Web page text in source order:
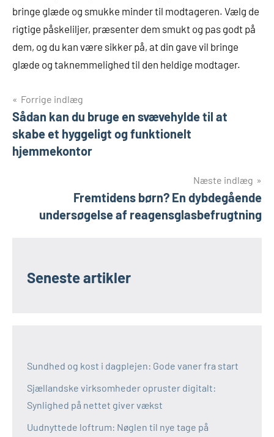
bringe glæde og smukke minder til modtageren. Vælg de
rigtige påskeliljer, præsenter dem smukt og pas godt på
dem, og du kan være sikker på, at din gave vil bringe
glæde og taknemmelighed til den heldige modtager.
Indlægsnavigation
Forrige indlæg
Sådan kan du bruge en svævehylde til at
skabe et hyggeligt og funktionelt
hjemmekontor
Næste indlæg
Fremtidens børn? En dybdegående
undersøgelse af reagensglasbefrugtning
Seneste artikler
Sundhed og kost i dagplejen: Gode vaner fra start
Sjællandske virksomheder opruster digitalt:
Synlighed på nettet giver vækst
Uudnyttede loftrum: Nøglen til nye tage på